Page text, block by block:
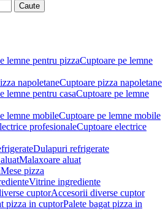
Caute
Cuptoare pe lemne
Cuptoare pizza napoletane
Cuptoare pe lemne
Cuptoare pe lemne mobile
Cuptoare electrice
Dulapuri refrigerate
Malaxoare aluat
Mese pizza
Vitrine ingrediente
Accesorii diverse cuptor
Palete bagat pizza in